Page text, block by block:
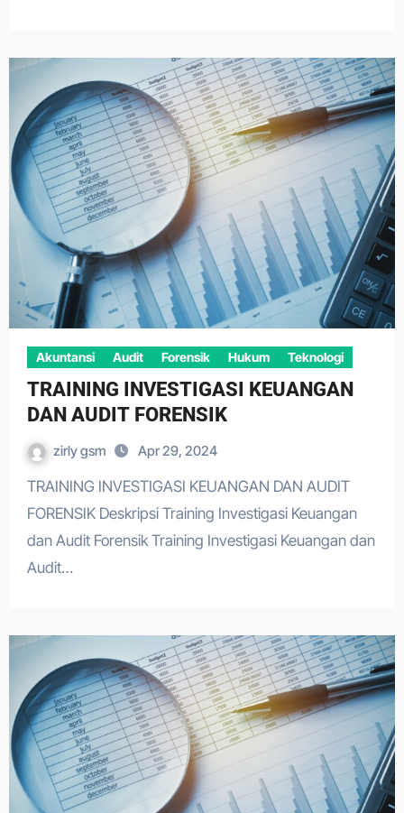
Akuntansi Audit Forensik Hukum Teknologi
TRAINING INVESTIGASI KEUANGAN
DAN AUDIT FORENSIK
zirly gsm Apr 29, 2024
TRAINING INVESTIGASI KEUANGAN DAN AUDIT
FORENSIK Deskripsi Training Investigasi Keuangan
dan Audit Forensik Training Investigasi Keuangan dan
Audit…